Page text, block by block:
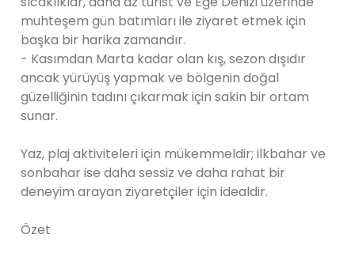
muhteşem gün batımları ile ziyaret etmek için
başka bir harika zamandır.
- Kasımdan Marta kadar olan kış, sezon dışıdır
ancak yürüyüş yapmak ve bölgenin doğal
güzelliğinin tadını çıkarmak için sakin bir ortam
sunar.
Yaz, plaj aktiviteleri için mükemmeldir; ilkbahar ve
sonbahar ise daha sessiz ve daha rahat bir
deneyim arayan ziyaretçiler için idealdir.
Özet